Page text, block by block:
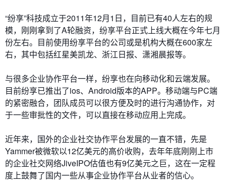
“纷享”科技成立于2011年12月1日，目前已有40人左右的规
模，刚刚拿到了A轮融资，纷享平台正式上线大概在今年七月
份左右。目前使用纷享平台的公司或是机构大概在600家左
右，其中包括红星美凯龙、浙江日报、潇湘晨报等。
与很多企业协作平台一样，纷享也在向移动化和云端发展。
目前纷享已推出了ios、Android版本的APP。移动端与PC端
的紧密融合，团队成员可以很方便及时的进行沟通协作，对
于一些审批性的文件，可以直接在移动应用上完成。
近年来，国外的企业社交协作平台发展的一直不错，先是
Yammer被微软以12亿美元的高价收购，去年年底刚刚上市
的企业社交网络JiveIPO估值也有9亿美元之巨，这在一定程
度上鼓舞了国内一些从事企业协作平台从业者的信心。